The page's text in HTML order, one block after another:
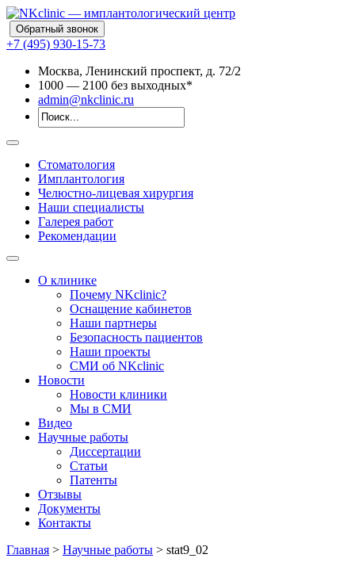
Обратный звонок
+7 (495) 930-15-73
Москва, Ленинский проспект, д. 72/2
1000 — 2100 без выходных*
admin@nkclinic.ru
Стоматология
Имплантология
Челюстно-лицевая хирургия
Наши специалисты
Галерея работ
Рекомендации
О клинике
Почему NKclinic?
Оснащение кабинетов
Наши партнеры
Безопасность пациентов
Наши проекты
СМИ об NKclinic
Новости
Новости клиники
Мы в СМИ
Видео
Научные работы
Диссертации
Статьи
Патенты
Отзывы
Документы
Контакты
Главная > Научные работы > stat9_02